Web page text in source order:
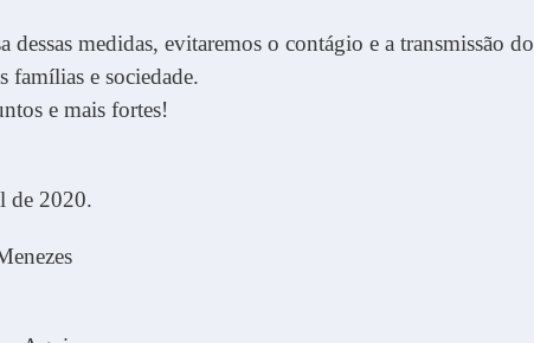
dessas medidas, evitaremos o contágio e a transmissão do
famílias e sociedade.
e mais fortes!
de 2020.